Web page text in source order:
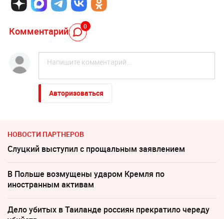
Комментарий 0
Авторизоваться
НОВОСТИ ПАРТНЕРОВ
Слуцкий выступил с прощальным заявлением
В Польше возмущены ударом Кремля по
иностранным активам
Дело убитых в Таиланде россиян прекратило череду